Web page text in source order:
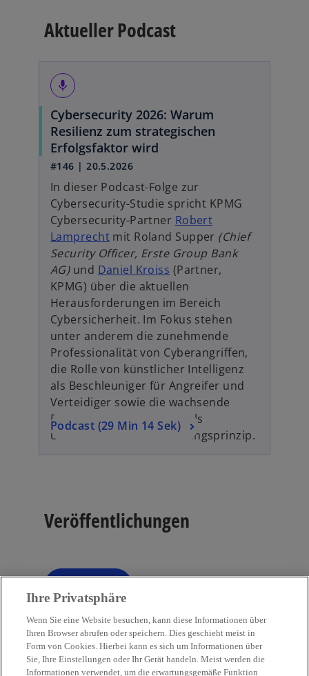
Aktueller Podcast
mic
Cybersecurity 2026: Warum
Resilienz zum strategischen
Erfolgsfaktor wird
r
d
i
n
e
i
n
e
r
n
e
u
e
n
R
e
r
r
g
e
ö
#146 | 20.5.2026
In dieser Podcast-Folge zur
Cybersecurity-Studie spricht KPMG
Cybersecurity-Partner Robert
Lamprechtmit Roland Supper (Chief
Security Officer, Erste Group Bank
AG)und Daniel Kroiss (Partner,
KPMG) über die aktuellen
Herausforderungen im Bereich
Cybersicherheit. Im Fokus stehen
unter anderem die zunehmende
Professionalität von Cyberangriffen,
die Rolle von künstlicher Intelligenz
als Beschleuniger für Angreifer und
Verteidiger sowie die wachsende
Bedeutung von Resilienz als
unternehmerisches Führungsprinzip.
Podcast (29 Min 14 Sek)
w
i
r
e
e
r
n
e
u
e
Veröffentlichungen
Kontakt
Ihre Privatsphäre
Wenn Sie eine Website besuchen, kann diese Informationen über
Ihren Browser abrufen oder speichern. Dies geschieht meist in
Form von Cookies. Hierbei kann es sich um Informationen über
Sie, Ihre Einstellungen oder Ihr Gerät handeln. Meist werden die
Informationen verwendet, um die erwartungsgemäße Funktion